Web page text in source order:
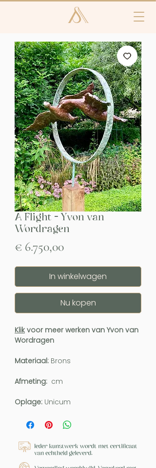
A Flight - Yvon van
Wordragen
€ 6.750,00Prijs
In winkelwagen
Nu kopen
Klik voor meer werken van Yvon van
Wordragen
Materiaal: Brons
Afmeting: cm
Oplage: Unicum